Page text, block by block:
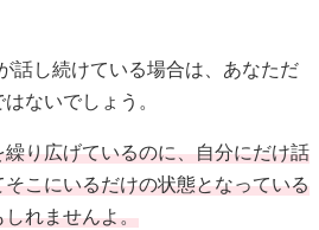
話し続けている場合は、あなただ
ないでしょう。
り広げているのに、自分にだけ話
こにいるだけの状態となっている
れませんよ。